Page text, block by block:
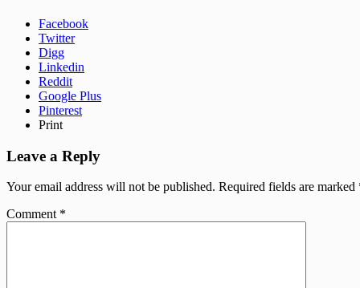
Facebook
Twitter
Digg
Linkedin
Reddit
Google Plus
Pinterest
Print
Leave a Reply
Your email address will not be published. Required fields are marked
Comment *